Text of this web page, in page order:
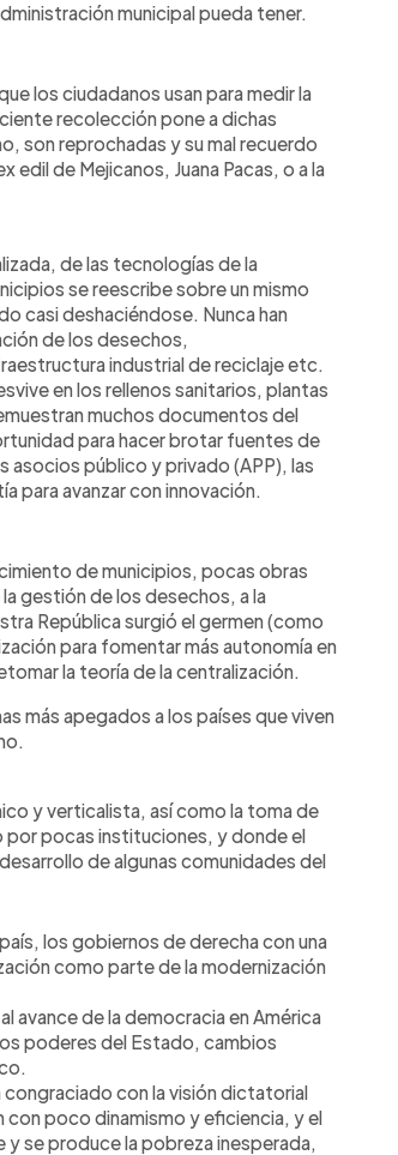
municipal pueda tener.
los ciudadanos usan para medir la
recolección pone a dichas
son reprochadas y su mal recuerdo
edil de Mejicanos, Juana Pacas, o a la
de las tecnologías de la
se reescribe sobre un mismo
casi deshaciéndose. Nunca han
de los desechos,
industrial de reciclaje etc.
en los rellenos sanitarios, plantas
muchos documentos del
para hacer brotar fuentes de
asocios público y privado (APP), las
para avanzar con innovación.
de municipios, pocas obras
gestión de los desechos, a la
República surgió el germen (como
para fomentar más autonomía en
la teoría de la centralización.
más apegados a los países que viven
y verticalista, así como la toma de
por pocas instituciones, y donde el
de algunas comunidades del
los gobiernos de derecha con una
como parte de la modernización
avance de la democracia en América
poderes del Estado, cambios
con la visión dictatorial
poco dinamismo y eficiencia, y el
se produce la pobreza inesperada,